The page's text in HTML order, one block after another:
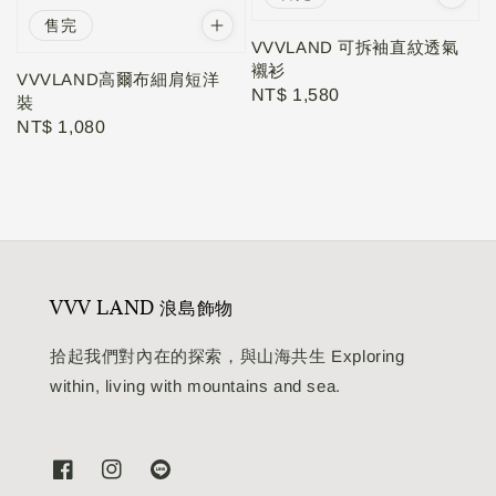
售完
VVVLAND高爾布細肩短洋
裝
Regular
NT$ 1,080
VVVLAND 可拆袖直紋透氣
襯衫
Regular
NT$ 1,580
VVV LAND 浪島飾物
拾起我們對內在的探索，與山海共生 Exploring
within, living with mountains and sea.